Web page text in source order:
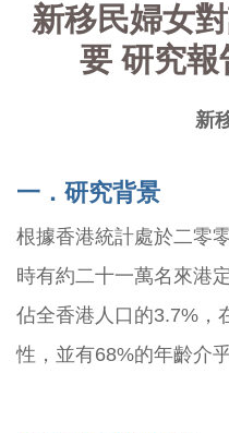
新移民婦女
要 研究
新
一．研究背景
根據香港統計處於二零
時有約二十一萬名來港
佔全香港人口的3.7%
性，並有68%的年齡介